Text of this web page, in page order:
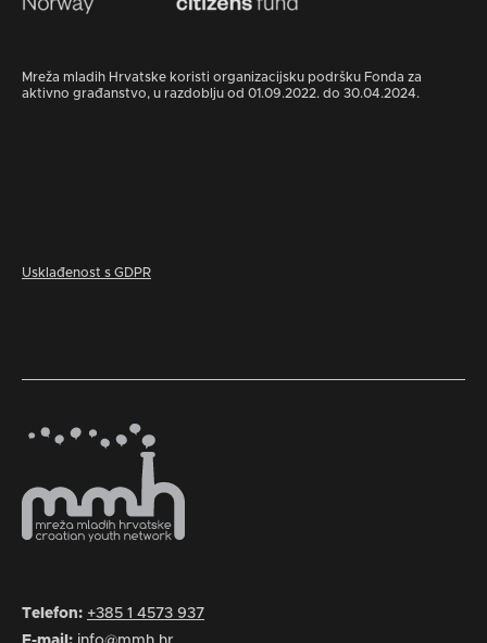
Mreža mladih Hrvatske koristi organizacijsku podršku Fonda za
aktivno građanstvo, u razdoblju od 01.09.2022. do 30.04.2024.
Usklađenost s GDPR
Telefon: +385 1 4573 937